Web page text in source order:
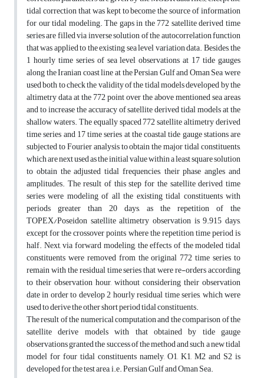
tidal correction that was kept to become the source of information
for our tidal modeling. The gaps in the 772 satellite derived time
series are filled via inverse solution of the autocorrelation function
that was applied to the existing sea level variation data. Besides, the
1 hourly time series of sea level observations at 17 tide gauges
along the Iranian coast line at the Persian Gulf and Oman Sea were
used both to check the validity of the tidal models developed by the
altimetry data at the 772 point over the above mentioned sea areas
and to increase the accuracy of satellite derived tidal models at the
shallow waters. The equally spaced 772 satellite altimetry derived
time series and 17 time series at the coastal tide gauge stations are
subjected to Fourier analysis to obtain the major tidal constituents,
which are next used as the initial value within a least square solution
to obtain the adjusted tidal frequencies, their phase angles and
amplitudes. The result of this step for the satellite derived time
series were modeling of all the existing tidal constituents with
periods greater than 20 days, as the repetition of the
TOPEX/Poseidon satellite altimetry observation is 9.915 days,
except for the crossover points where the repetition time period is
half. Next, via forward modeling, the effects of the modeled tidal
constituents were removed from the original 772 time series to
remain with the residual time series that were re-orders according
to their observation hour, without considering their observation
date in order to develop 2 hourly residual time series, which were
used to derive the other short period tidal constituents.
The result of the numerical computation and the comparison of the
satellite derive models with that obtained by tide gauge
observations granted the success of the method and such a new tidal
model for four tidal constituents namely, O1, K1, M2 and S2 is
developed for the test area, i.e. Persian Gulf and Oman Sea.